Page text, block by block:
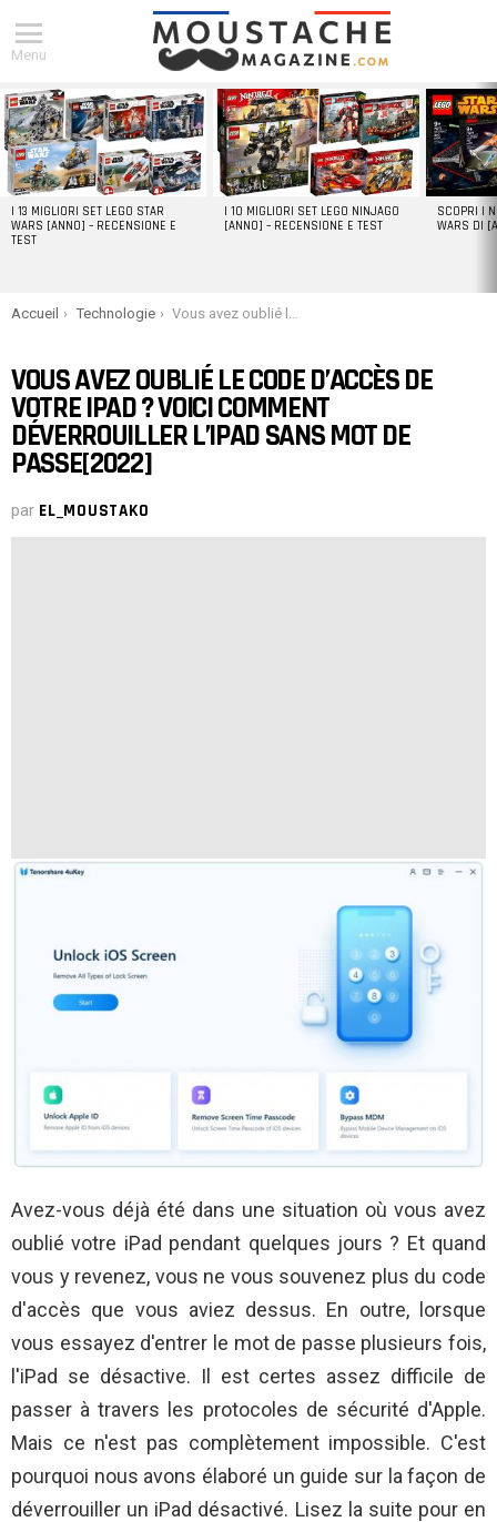
Menu
DERNIERS
ARTICLES
I 13 MIGLIORI SET LEGO STAR
WARS [ANNO] – RECENSIONE E
TEST
I 10 MIGLIORI SET LEGO NINJAGO
[ANNO] – RECENSIONE E TEST
SCOPRI I
WARS DI
You are here:
Accueil Technologie Vous avez oublié le code d’accès de votre iPad ? Voici comment déverrouiller l’iPad sans mot de passe[2022]
VOUS AVEZ OUBLIÉ LE CODE D’ACCÈS DE
VOTRE IPAD ? VOICI COMMENT
DÉVERROUILLER L’IPAD SANS MOT DE
PASSE[2022]
par EL_MOUSTAKO
Avez-vous déjà été dans une situation où vous avez
oublié votre iPad pendant quelques jours ? Et quand
vous y revenez, vous ne vous souvenez plus du code
d'accès que vous aviez dessus. En outre, lorsque
vous essayez d'entrer le mot de passe plusieurs fois,
l'iPad se désactive. Il est certes assez difficile de
passer à travers les protocoles de sécurité d'Apple.
Mais ce n'est pas complètement impossible. C'est
pourquoi nous avons élaboré un guide sur la façon de
déverrouiller un iPad désactivé. Lisez la suite pour en